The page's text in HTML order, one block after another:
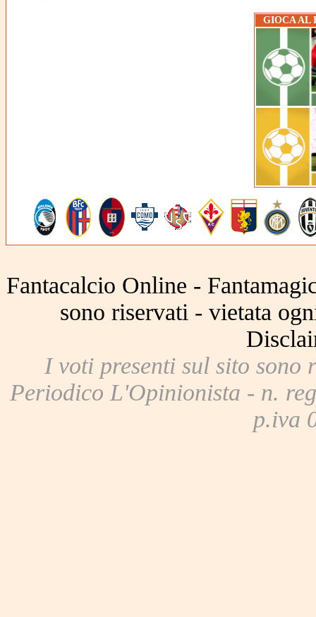
GIOCA AL
Fantacalcio Online -
sono riservati - vietata
I voti presenti sul sito sono
Periodico L'Opinionista - n.
p.iva